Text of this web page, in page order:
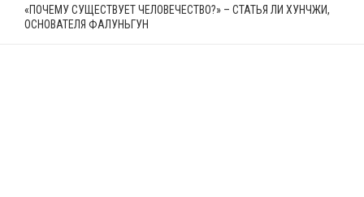
«ПОЧЕМУ СУЩЕСТВУЕТ ЧЕЛОВЕЧЕСТВО?» – СТАТЬЯ ЛИ ХУНЧЖИ,
ОСНОВАТЕЛЯ ФАЛУНЬГУН